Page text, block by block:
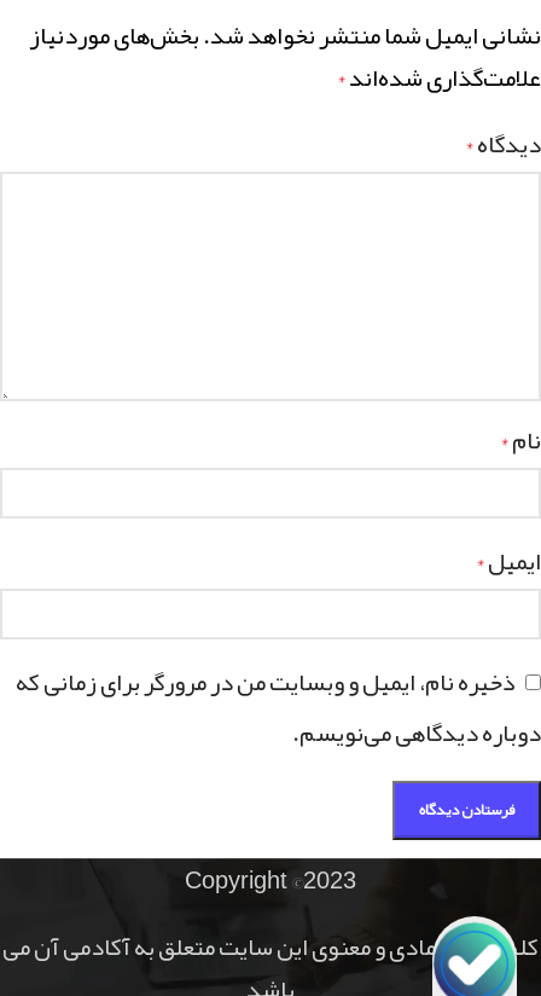
نشانی ایمیل شما منتشر نخواهد شد.بخش‌های موردنیاز
علامت‌گذاری شده‌اند*
دیدگاه*
نام*
ایمیل*
ذخیره نام، ایمیل و وبسایت من در مرورگر برای زمانی که
دوباره دیدگاهی می‌نویسم.
Copyright ©2023
کلیه حقوق مادی و معنوی این سایت متعلق به آکادمی آن می